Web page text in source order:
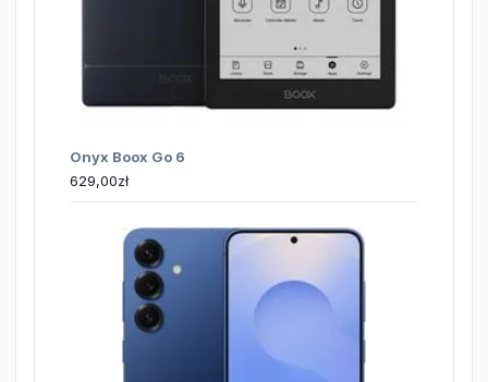
Onyx Boox Go 6
629,00zł